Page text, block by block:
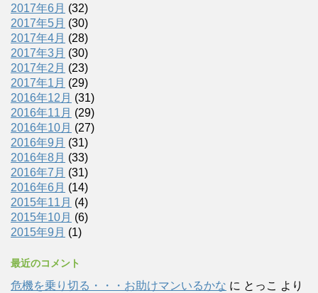
2017年6月 (32)
2017年5月 (30)
2017年4月 (28)
2017年3月 (30)
2017年2月 (23)
2017年1月 (29)
2016年12月 (31)
2016年11月 (29)
2016年10月 (27)
2016年9月 (31)
2016年8月 (33)
2016年7月 (31)
2016年6月 (14)
2015年11月 (4)
2015年10月 (6)
2015年9月 (1)
最近のコメント
危機を乗り切る・・・お助けマンいるかな に とっこ より